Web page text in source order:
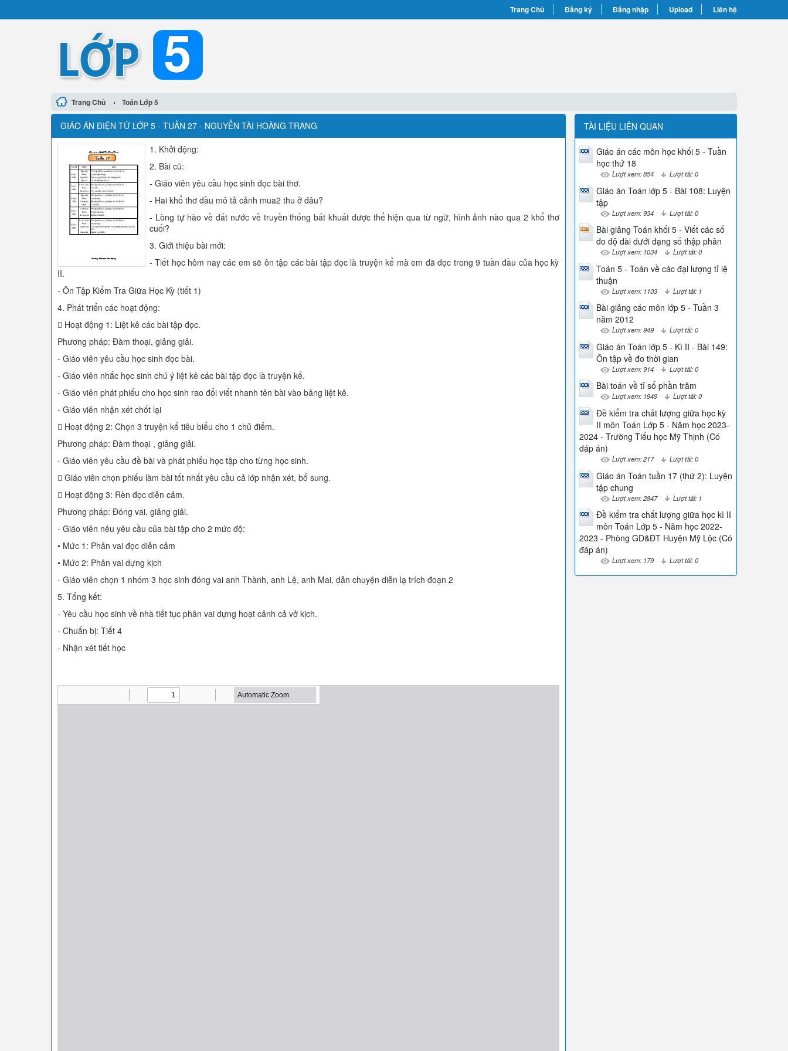
Trang Chủ Đăng ký Đăng nhập Upload Liên hệ
Trang Chủ › Toán Lớp 5
GIÁO ÁN ĐIỆN TỬ LỚP 5 - TUẦN 27 - NGUYỄN TÀI HOÀNG TRANG
1. Khởi động:
2. Bài cũ:
- Giáo viên yêu cầu học sinh đọc bài thơ.
- Hai khổ thơ đầu mô tả cảnh mua2 thu ở đâu?
- Lòng tự hào về đất nước về truyền thống bất khuất được thể hiện qua từ ngữ, hình ảnh nào qua 2 khổ thơ
cuối?
3. Giới thiệu bài mới:
- Tiết học hôm nay các em sẽ ôn tập các bài tập đọc là truyện kể mà em đã đọc trong 9 tuần đầu của học kỳ
II.
- Ôn Tập Kiểm Tra Giữa Học Kỳ (tiết 1)
4. Phát triển các hoạt động:
 Hoạt động 1: Liệt kê các bài tập đọc.
Phương pháp: Đàm thoại, giảng giải.
- Giáo viên yêu cầu học sinh đọc bài.
- Giáo viên nhắc học sinh chú ý liệt kê các bài tập đọc là truyện kể.
- Giáo viên phát phiếu cho học sinh rao đổi viết nhanh tên bài vào bảng liệt kê.
- Giáo viên nhận xét chốt lại
 Hoạt động 2: Chọn 3 truyện kể tiêu biểu cho 1 chủ điểm.
Phương pháp: Đàm thoại , giảng giải.
- Giáo viên yêu cầu đề bài và phát phiếu học tập cho từng học sinh.
 Giáo viên chọn phiếu làm bài tốt nhất yêu cầu cả lớp nhận xét, bổ sung.
 Hoạt động 3: Rèn đọc diễn cảm.
Phương pháp: Đóng vai, giảng giải.
- Giáo viên nêu yêu cầu của bài tập cho 2 mức độ:
• Mức 1: Phân vai đọc diễn cảm
• Mức 2: Phân vai dựng kịch
- Giáo viên chọn 1 nhóm 3 học sinh đóng vai anh Thành, anh Lệ, anh Mai, dẫn chuyện diễn lạ trích đoạn 2
5. Tổng kết:
- Yêu cầu học sinh về nhà tiết tục phân vai dựng hoạt cảnh cả vở kịch.
- Chuẩn bị: Tiết 4
- Nhận xét tiết học
TÀI LIỆU LIÊN QUAN
Giáo án các môn học khối 5 - Tuần
học thứ 18
Lượt xem: 854 Lượt tải: 0
Giáo án Toán lớp 5 - Bài 108: Luyện
tập
Lượt xem: 934 Lượt tải: 0
Bài giảng Toán khối 5 - Viết các số
đo độ dài dưới dạng số thập phân
Lượt xem: 1034 Lượt tải: 0
Toán 5 - Toán về các đại lượng tỉ lệ
thuận
Lượt xem: 1103 Lượt tải: 1
Bài giảng các môn lớp 5 - Tuần 3
năm 2012
Lượt xem: 949 Lượt tải: 0
Giáo án Toán lớp 5 - Kì II - Bài 149:
Ôn tập về đo thời gian
Lượt xem: 914 Lượt tải: 0
Bài toán về tỉ số phần trăm
Lượt xem: 1949 Lượt tải: 0
Đề kiểm tra chất lượng giữa học kỳ
II môn Toán Lớp 5 - Năm học 2023-
2024 - Trường Tiểu học Mỹ Thịnh (Có
đáp án)
Lượt xem: 217 Lượt tải: 0
Giáo án Toán tuần 17 (thứ 2): Luyện
tập chung
Lượt xem: 2847 Lượt tải: 1
Đề kiểm tra chất lượng giữa học kì II
môn Toán Lớp 5 - Năm học 2022-
2023 - Phòng GD&ĐT Huyện Mỹ Lộc (Có
đáp án)
Lượt xem: 179 Lượt tải: 0